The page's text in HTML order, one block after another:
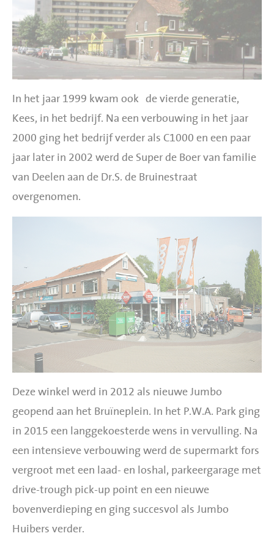
In het jaar 1999 kwam ook de vierde generatie,
Kees, in het bedrijf. Na een verbouwing in het jaar
2000 ging het bedrijf verder als C1000 en een paar
jaar later in 2002 werd de Super de Boer van familie
van Deelen aan de Dr.S. de Bruinestraat
overgenomen.
Deze winkel werd in 2012 als nieuwe Jumbo
geopend aan het Bruïneplein. In het P.W.A. Park ging
in 2015 een langgekoesterde wens in vervulling. Na
een intensieve verbouwing werd de supermarkt fors
vergroot met een laad- en loshal, parkeergarage met
drive-trough pick-up point en een nieuwe
bovenverdieping en ging succesvol als Jumbo
Huibers verder.